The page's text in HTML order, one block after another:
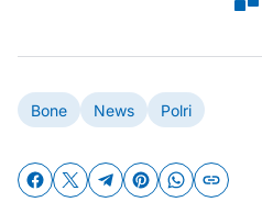
Bone News Polri